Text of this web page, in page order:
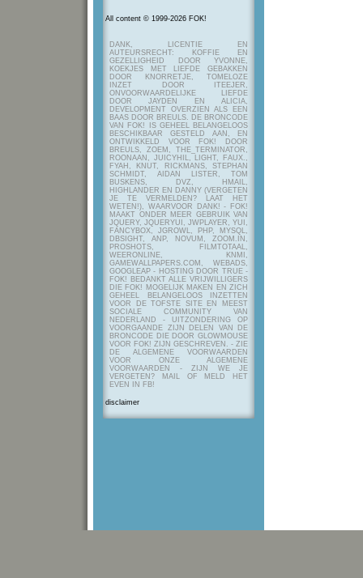
All content © 1999-2026 FOK!
DANK, LICENTIE EN
AUTEURSRECHT: KOFFIE EN
GEZELLIGHEID DOOR YVONNE,
KOEKJES MET LIEFDE GEBAKKEN
DOOR KNORRETJE, TOMELOZE
INZET DOOR ITEEJER,
ONVOORWAARDELIJKE LIEFDE
DOOR JAYDEN EN ALICIA,
DEVELOPMENT OVERZIEN ALS EEN
BAAS DOOR BREULS. DE BRONCODE
VAN FOK! IS GEHEEL BELANGELOOS
BESCHIKBAAR GESTELD AAN, EN
ONTWIKKELD VOOR FOK! DOOR
BREULS, ZOEM, THE_TERMINATOR,
ROONAAN, JUICYHIL, LIGHT, FAUX.,
FYAH, KNUT, RICKMANS, STEPHAN
SCHMIDT, AIDAN LISTER, TOM
BUSKENS, DVZ, HMAIL,
HIGHLANDER EN DANNY (VERGETEN
JE TE VERMELDEN? LAAT HET
WETEN!), WAARVOOR DANK! - FOK!
MAAKT ONDER MEER GEBRUIK VAN
JQUERY, JQUERYUI, JWPLAYER, YUI,
FANCYBOX, JGROWL, PHP, MYSQL,
DBSIGHT, ANP, NOVUM, ZOOM.IN,
PROSHOTS, FILMTOTAAL,
WEERONLINE, KNMI,
GAMEWALLPAPERS.COM, WEBADS,
GOOGLEAP - HOSTING DOOR TRUE -
FOK! BEDANKT ALLE VRIJWILLIGERS
DIE FOK! MOGELIJK MAKEN EN ZICH
GEHEEL BELANGELOOS INZETTEN
VOOR DE TOFSTE SITE EN MEEST
SOCIALE COMMUNITY VAN
NEDERLAND - UITZONDERING OP
VOORGAANDE ZIJN DELEN VAN DE
BRONCODE DIE DOOR GLOWMOUSE
VOOR FOK! ZIJN GESCHREVEN. - ZIE
DE ALGEMENE VOORWAARDEN
VOOR ONZE ALGEMENE
VOORWAARDEN - ZIJN WE JE
VERGETEN? MAIL OF MELD HET
EVEN IN FB!
disclaimer